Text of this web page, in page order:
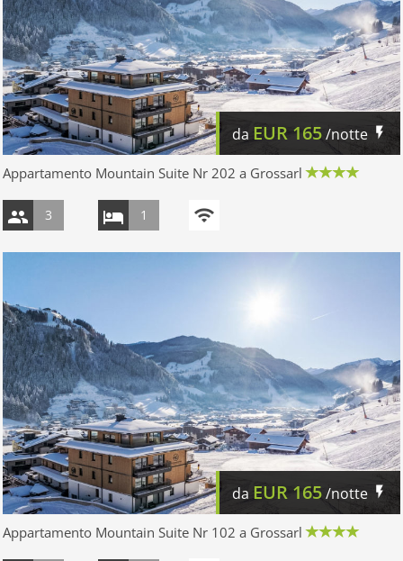
da EUR 165/notte
Appartamento Mountain Suite Nr 202 a Grossarl
3 1
da EUR 165/notte
Appartamento Mountain Suite Nr 102 a Grossarl